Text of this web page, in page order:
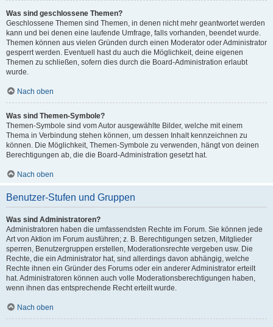
Was sind geschlossene Themen?
Geschlossene Themen sind Themen, in denen nicht mehr geantwortet werden
kann und bei denen eine laufende Umfrage, falls vorhanden, beendet wurde.
Themen können aus vielen Gründen durch einen Moderator oder Administrator
gesperrt werden. Eventuell hast du auch die Möglichkeit, deine eigenen
Themen zu schließen, sofern dies durch die Board-Administration erlaubt
wurde.
Nach oben
Was sind Themen-Symbole?
Themen-Symbole sind vom Autor ausgewählte Bilder, welche mit einem
Thema in Verbindung stehen können, um dessen Inhalt kennzeichnen zu
können. Die Möglichkeit, Themen-Symbole zu verwenden, hängt von deinen
Berechtigungen ab, die die Board-Administration gesetzt hat.
Nach oben
Benutzer-Stufen und Gruppen
Was sind Administratoren?
Administratoren haben die umfassendsten Rechte im Forum. Sie können jede
Art von Aktion im Forum ausführen; z. B. Berechtigungen setzen, Mitglieder
sperren, Benutzergruppen erstellen, Moderationsrechte vergeben usw. Die
Rechte, die ein Administrator hat, sind allerdings davon abhängig, welche
Rechte ihnen ein Gründer des Forums oder ein anderer Administrator erteilt
hat. Administratoren können auch volle Moderationsberechtigungen haben,
wenn ihnen das entsprechende Recht erteilt wurde.
Nach oben